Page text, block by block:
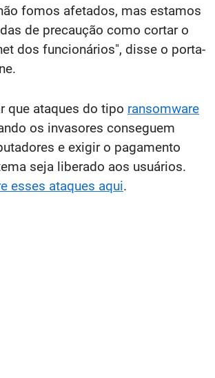
fomos afetados, mas estamos
de precaução como cortar o
dos funcionários", disse o porta-
que ataques do tipo ransomware
os invasores conseguem
e exigir o pagamento
seja liberado aos usuários.
esses ataques aqui.